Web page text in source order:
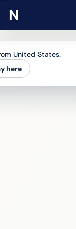
United States.
here